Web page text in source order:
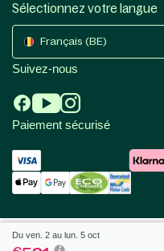
Du ven. 2 au lun. 5 oct
Sélectionnez votre langue
Français (BE)
Suivez-nous
Paiement sécurisé